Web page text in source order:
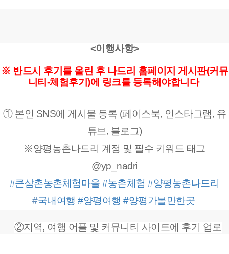
<이행사항>
※ 반드시 후기를 올린 후 나드리 홈페이지 게시판(커뮤
니티-체험후기)에 링크를 등록해야합니다
① 본인 SNS에 게시물 등록 (페이스북, 인스타그램, 유
튜브, 블로그)
※양평농촌나드리 계정 및 필수 키워드 태그
@yp_nadri
#큰삼촌농촌체험마을 #농촌체험 #양평농촌나드리
#국내여행 #양평여행 #양평가볼만한곳
②지역, 여행 어플 및 커뮤니티 사이트에 후기 업로